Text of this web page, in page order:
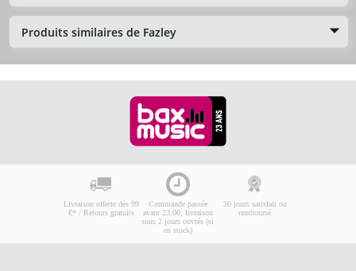
Produits similaires de Fazley
Livraison offerte dès 99
€* / Retours gratuits
Commande passée
avant 23:00, livraison
sous 2 jours ouvrés (si
en stock)
30 jours satisfait ou
remboursé